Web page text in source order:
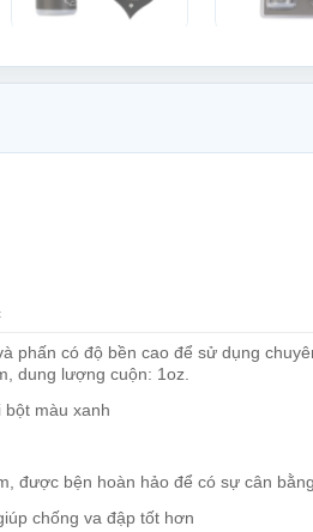
phấn có độ bền cao để sử dụng
dung lượng cuộn: 1oz.
bột màu xanh
được bện hoàn hảo để có sự cân
chống va đập tốt hơn